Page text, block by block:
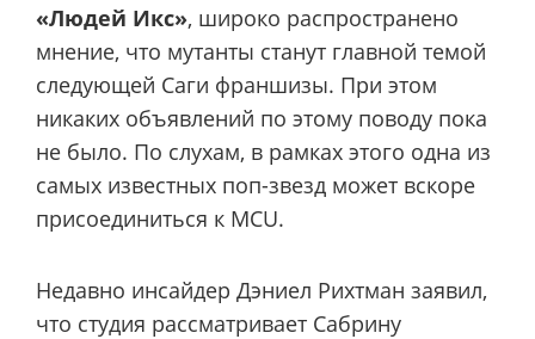
«Людей Икс», широко распространено
мнение, что мутанты станут главной темой
следующей Саги франшизы. При этом
никаких объявлений по этому поводу пока
не было. По слухам, в рамках этого одна из
самых известных поп-звезд может вскоре
присоединиться к MCU.
Недавно инсайдер Дэниел Рихтман заявил,
что студия рассматривает Сабрину